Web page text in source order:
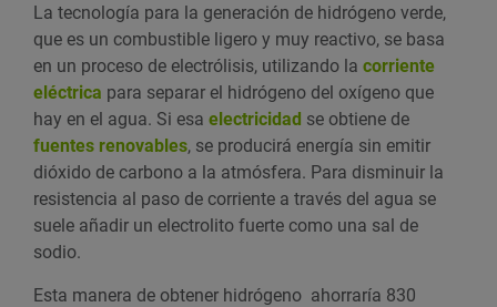
La tecnología para la generación de hidrógeno verde,
que es un combustible ligero y muy reactivo, se basa
en un proceso de electrólisis, utilizando la corriente
eléctrica para separar el hidrógeno del oxígeno que
hay en el agua. Si esa electricidad se obtiene de
fuentes renovables, se producirá energía sin emitir
dióxido de carbono a la atmósfera. Para disminuir la
resistencia al paso de corriente a través del agua se
suele añadir un electrolito fuerte como una sal de
sodio.
Esta manera de obtener hidrógeno ahorraría 830